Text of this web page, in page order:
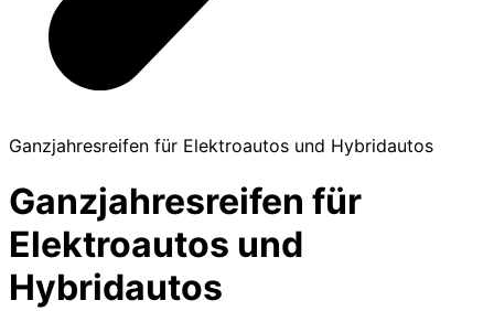
Ganzjahresreifen für Elektroautos und Hybridautos
Ganzjahresreifen für
Elektroautos und
Hybridautos